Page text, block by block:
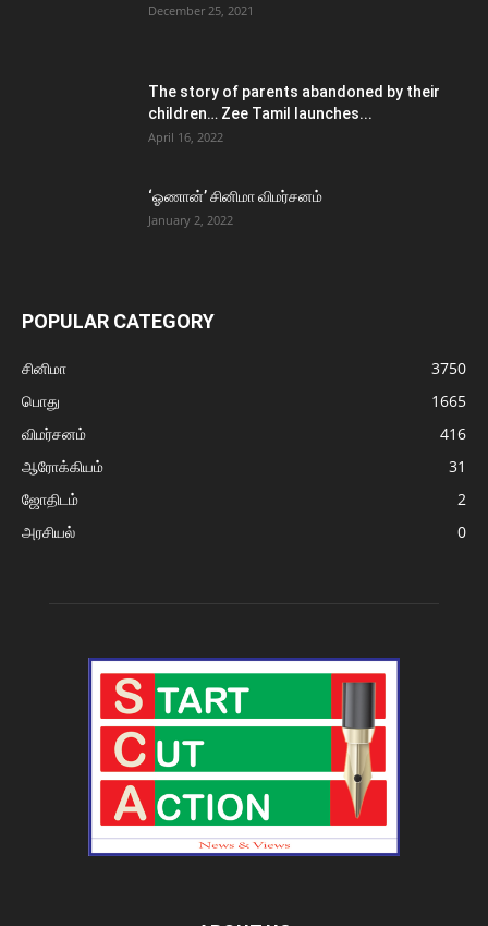
December 25, 2021
The story of parents abandoned by their
children… Zee Tamil launches...
April 16, 2022
‘ஓணான்’ சினிமா விமர்சனம்
January 2, 2022
POPULAR CATEGORY
சினிமா
3750
பொது
1665
விமர்சனம்
416
ஆரோக்கியம்
31
ஜோதிடம்
2
அரசியல்
0